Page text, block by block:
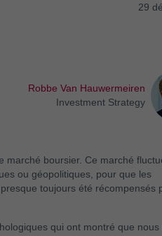
29
Robbe Van Hauwermeiren
Investment Strategy
marché boursier. Ce marché
ou géopolitiques, pour que les
toujours été récompensés
qui ont montré que nous